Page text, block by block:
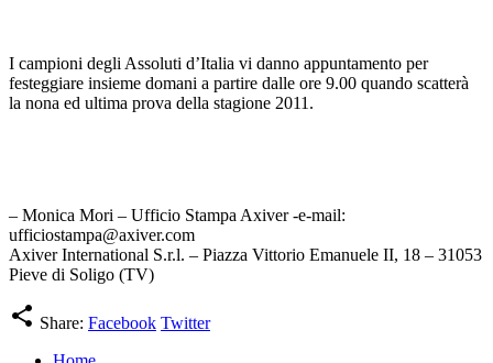
I campioni degli Assoluti d’Italia vi danno appuntamento per
festeggiare insieme domani a partire dalle ore 9.00 quando scatterà
la nona ed ultima prova della stagione 2011.
– Monica Mori – Ufficio Stampa Axiver -e-mail:
ufficiostampa@axiver.com
Axiver International S.r.l. – Piazza Vittorio Emanuele II, 18 – 31053
Pieve di Soligo (TV)
share Share: Facebook Twitter